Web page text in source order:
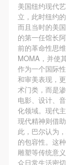
美国纽约现代
立，此时纽约
而且当时的美
的第一任馆长
前的革命性思
MOMA，并使
作为一个国际
和审美表现，
术门类，而是
电影、设计、
化领域。现代
现代精神则借
此，巴尔认为
的包容性。这
雕塑等传统意
众日常生活密
第四条
参加活动者在
励参加者自
故，活动中任
事故的任何责
成员应当积极
身不承担任何
的人身安全
第五条
参加活动者在
序、维护美术
衍生品的安全
第四条
参加活动者在
励参加者自
故，活动中任
事故的任何责
成员应当积极
身不承担任何
的人身安全
第五条
参加活动者在
序、维护美术
衍生品的安全
第四条
参加活动者在
励参加者自
故，活动中任
事故的任何责
成员应当积极
身不承担任何
的人身安全
第五条
参加活动者在
序、维护美术
衍生品的安全